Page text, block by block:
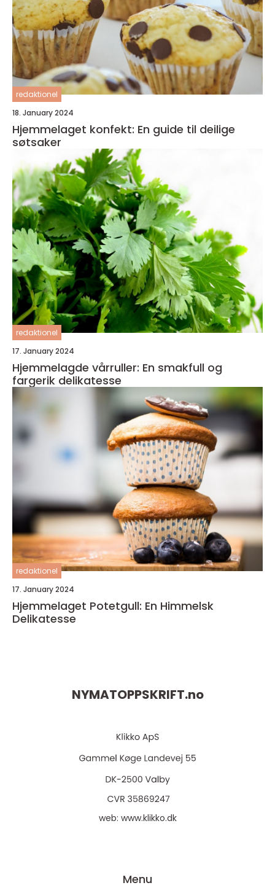
redaktionel
18. January 2024
Hjemmelaget konfekt: En guide til deilige
søtsaker
redaktionel
17. January 2024
Hjemmelagde vårruller: En smakfull og
fargerik delikatesse
redaktionel
17. January 2024
Hjemmelaget Potetgull: En Himmelsk
Delikatesse
NYMATOPPSKRIFT.no
web: www.klikko.dk
Menu